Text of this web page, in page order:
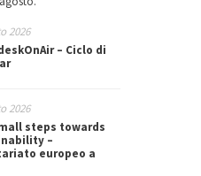
2026
– Ciclo di
2026
steps towards
–
europeo a